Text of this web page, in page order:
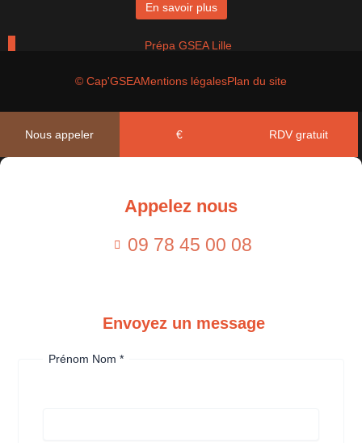
En savoir plus
Prépa GSEA Lille
Prépa GSEA Paris
© Cap'GSEAMentions légalesPlan du site
Nous appeler € RDV gratuit
Appelez nous
09 78 45 00 08
Envoyez un message
Prénom Nom*